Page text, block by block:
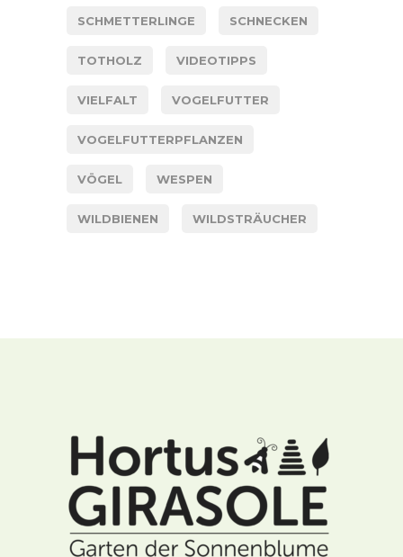
SCHMETTERLINGE SCHNECKEN
TOTHOLZ VIDEOTIPPS
VIELFALT VOGELFUTTER
VOGELFUTTERPFLANZEN
VÖGEL WESPEN
WILDBIENEN WILDSTRÄUCHER